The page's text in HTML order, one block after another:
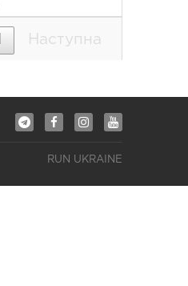
Наступна
RUN UKRAINE